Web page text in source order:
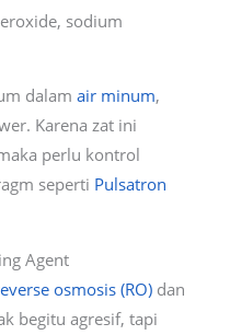
sodium
dalam air minum,
Karena zat ini
perlu kontrol
seperti Pulsatron
Agent
osmosis (RO)dan
begitu agresif, tapi